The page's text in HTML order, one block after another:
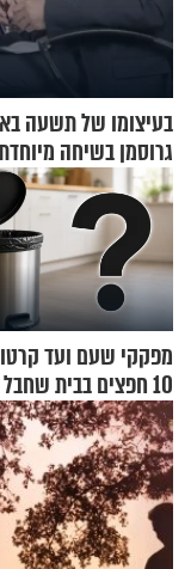
בעיצומו של תשעה
גרוסמן בשיחה
מפקקי שעם ועד
10 חפצים בבית
לפח